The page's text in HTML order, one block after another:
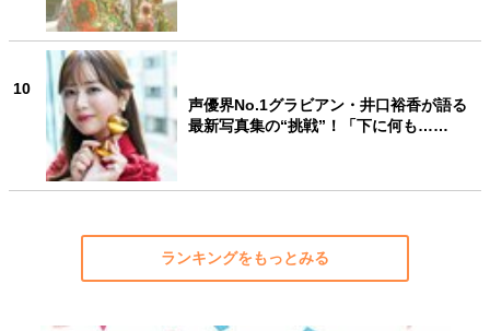
10
声優界No.1グラビアン・井口裕香が語る
最新写真集の“挑戦”！「下に何も……
ランキングをもっとみる